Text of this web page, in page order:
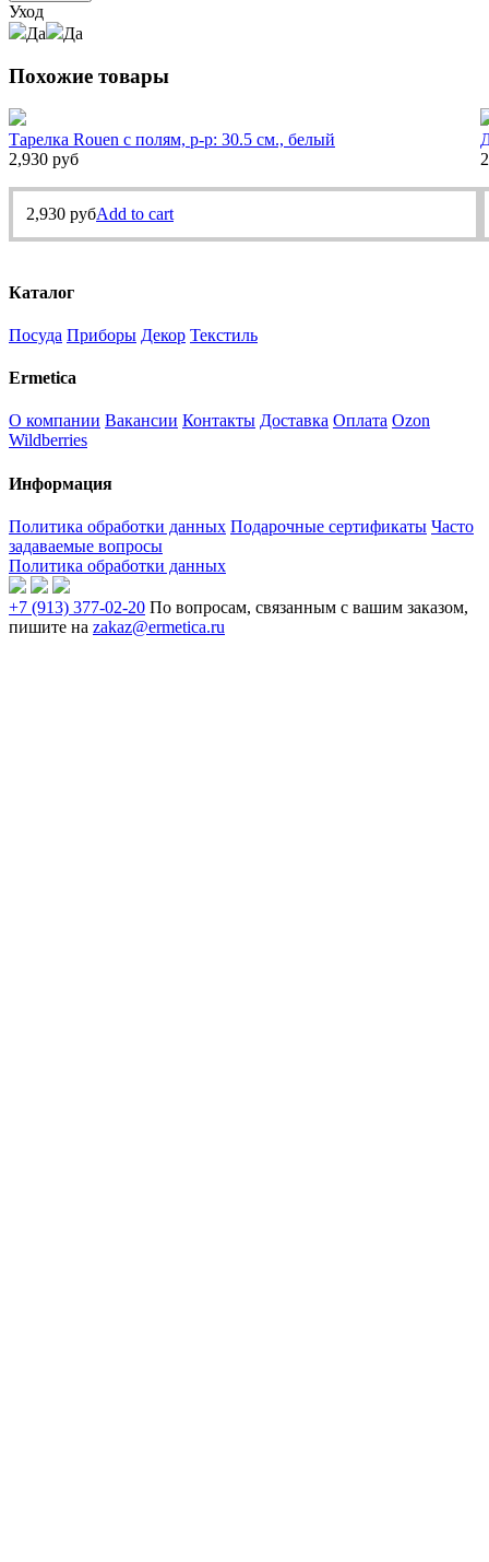
Уход
Да
Да
Похожие товары
Тарелка Rouen с полям, р-р: 30.5 см., белый
2,930 руб
2,930 рубAdd to cart
Каталог
Посуда Приборы Декор Текстиль
Ermetica
О компании Вакансии Контакты Доставка Оплата Ozon
Wildberries
Информация
Политика обработки данных Подарочные сертификаты Часто
задаваемые вопросы
Политика обработки данных
+7 (913) 377-02-20 По вопросам, связанным с вашим заказом,
пишите на zakaz@ermetica.ru